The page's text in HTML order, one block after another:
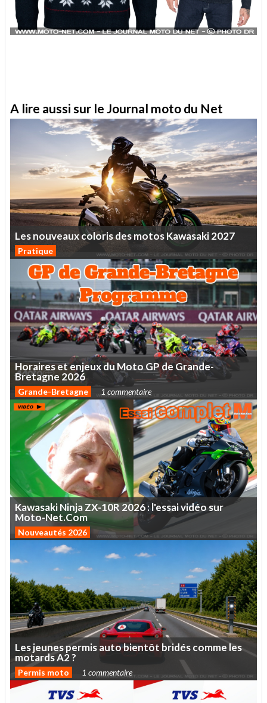
A lire aussi sur le Journal moto du Net
LesnouveauxcolorisdesmotosKawasaki2027
Pratique
HorairesetenjeuxduMotoGPdeGrande-
Bretagne 2026
Grande-Bretagne 1 commentaire
KawasakiNinjaZX-10R2026:l'essaividéosur
Moto-Net.Com
Nouveautés 2026
Lesjeunespermisautobientôt bridéscommeles
motardsA2?
Permis moto 1 commentaire